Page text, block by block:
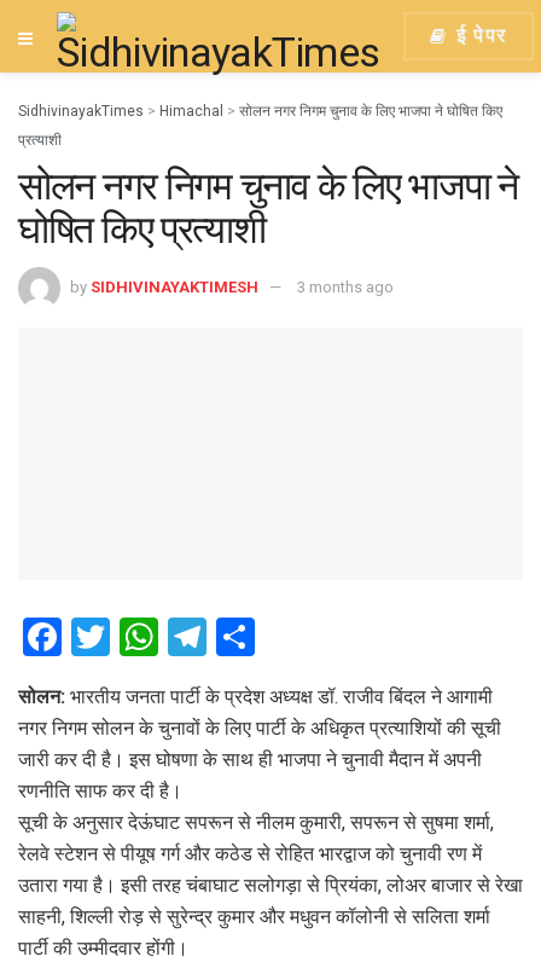
ई पेपर
SidhivinayakTimes > Himachal > सोलन नगर निगम चुनाव के लिए भाजपा ने घोषित किए
प्रत्याशी
सोलन नगर निगम चुनाव के लिए भाजपा ने
घोषित किए प्रत्याशी
by SIDHIVINAYAKTIMESH 3 months ago
F
ce
b
o
o
k
T
tt
er
W
at
s
A
p
p
T
el
e
gr
m
ar
e
सोलन: भारतीय जनता पार्टी के प्रदेश अध्यक्ष डॉ. राजीव बिंदल ने आगामी
नगर निगम सोलन के चुनावों के लिए पार्टी के अधिकृत प्रत्याशियों की सूची
जारी कर दी है। इस घोषणा के साथ ही भाजपा ने चुनावी मैदान में अपनी
रणनीति साफ कर दी है।
सूची के अनुसार देऊंघाट सपरून से नीलम कुमारी, सपरून से सुषमा शर्मा,
रेलवे स्टेशन से पीयूष गर्ग और कठेड से रोहित भारद्वाज को चुनावी रण में
उतारा गया है। इसी तरह चंबाघाट सलोगड़ा से प्रियंका, लोअर बाजार से रेखा
साहनी, शिल्ली रोड़ से सुरेन्द्र कुमार और मधुवन कॉलोनी से सलिता शर्मा
पार्टी की उम्मीदवार होंगी।